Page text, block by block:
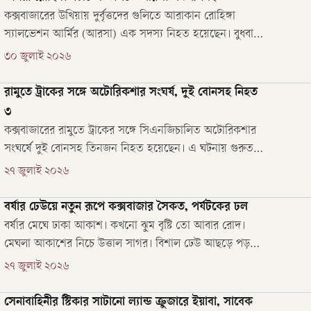
কক্সবাজারের উখিয়ায় দুর্বৃত্তদের গুলিতে আরাকান রোহিঙ্গা
স্যালভেশন আর্মির (আরসা) এক সদস্য নিহত হয়েছেন। বুধবার
(২৯ জুলাই) রাতে রোহিঙ্গা ক্যাম্প-৮ ওয়েস্টের এইচ/২৯ ব্লকে এই
ছেলে।
৩০ জুলাই ২০২৬
রামুতে ট্রাকের সঙ্গে অটোরিকশার সংঘর্ষ, দুই বোনসহ নিহত
৩
কক্সবাজারের রামুতে ট্রাকের সঙ্গে সিএনজিচালিত অটোরিকশার
সংঘর্ষে দুই বোনসহ তিনজন নিহত হয়েছেন। এ ঘটনায় গুরুতর
আহত হয়েছেন আরও তিনজন। আহতদের কক্সবাজার সদর
উপজেলার খুনিয়াপালং ইউনিয়নের স্কুলপাহাড় এলাকায় এ দুর্ঘটনা
ঘটে।
২৭ জুলাই ২০২৬
বর্ষার ঢেউয়ে নতুন রূপে কক্সবাজার সৈকত, পর্যটকের ঢল
বর্ষার মেঘে ঢাকা আকাশ। কখনো ঝুম বৃষ্টি তো আবার রোদ।
মেঘলা আকাশের নিচে উত্তাল সাগর। বিশাল ঢেউ আছড়ে পড়ছে
বালুচরে। সেই ঢেউয়ের সঙ্গে আনন্দে মেতে উঠেছেন পর্যটক।
২৭ জুলাই ২০২৬
সেনাবাহিনীর স্টিকার সাটানো ল্যান্ড ক্রুজারে ইয়াবা, সাবেক